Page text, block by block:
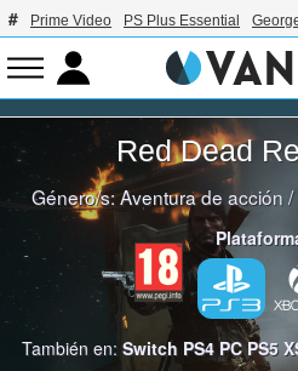
Prime Video PS Plus Essential
Red Dead
Género/s:Aventura de acción/
También en: Switch PS4 PC PS5